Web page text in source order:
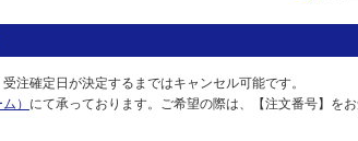
注確定日が決定するまではキャンセル可能です。
） にて承っております。ご希望の際は、【注文番号】を